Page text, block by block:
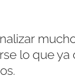
lo que